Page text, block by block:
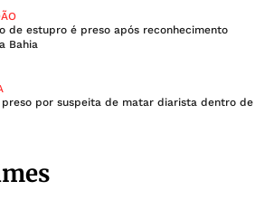
de estupro é preso após reconhecimento
Bahia
preso por suspeita de matar diarista dentro de